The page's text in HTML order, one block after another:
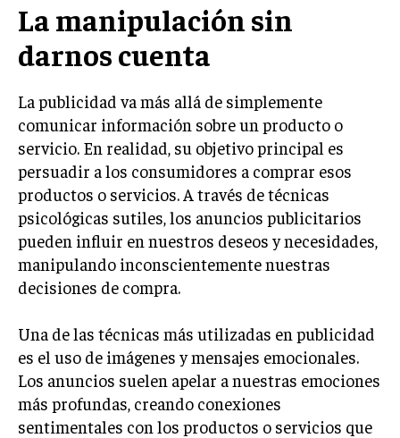
ESTRATEGIAS DE MARKETING
AGENCIAS DE MARKETING
AGENCIAS DE POSICIONAMIENTO WEB SEO
VENTA DE ENLACES
MARKETING DIGITAL
PUBLICIDAD
VENTAS Y PERSUASIÓN
GESTIÓN DE PRODUCTOS
COMUNICACIÓN CORPORATIVA
GESTIÓN DE MARCA
INVESTIGACIÓN DE MERCADO
ANÁLISIS DE COMPETENCIA
La manipulación sin
darnos cuenta
La publicidad va más allá de simplemente
comunicar información sobre un producto o
servicio. En realidad, su objetivo principal es
persuadir a los consumidores a comprar esos
productos o servicios. A través de técnicas
psicológicas sutiles, los anuncios publicitarios
pueden influir en nuestros deseos y necesidades,
manipulando inconscientemente nuestras
decisiones de compra.
Una de las técnicas más utilizadas en publicidad
es el uso de imágenes y mensajes emocionales.
Los anuncios suelen apelar a nuestras emociones
más profundas, creando conexiones
sentimentales con los productos o servicios que